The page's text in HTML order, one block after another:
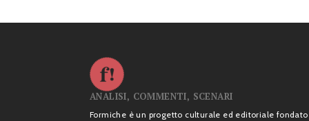
ANALISI, COMMENTI, SCENARI
Formiche è un progetto culturale ed editoriale fondato